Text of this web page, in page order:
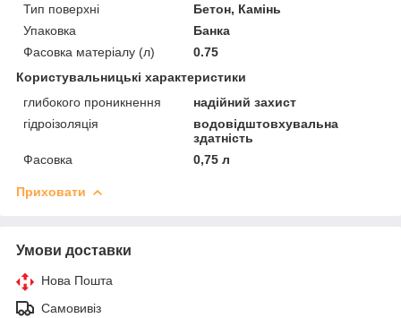
Тип поверхні
Бетон, Камінь
Упаковка
Банка
Фасовка матеріалу (л)
0.75
Користувальницькі характеристики
глибокого проникнення
надійний захист
гідроізоляція
водовідштовхувальна
здатність
Фасовка
0,75 л
Приховати
Умови доставки
Нова Пошта
Самовивіз